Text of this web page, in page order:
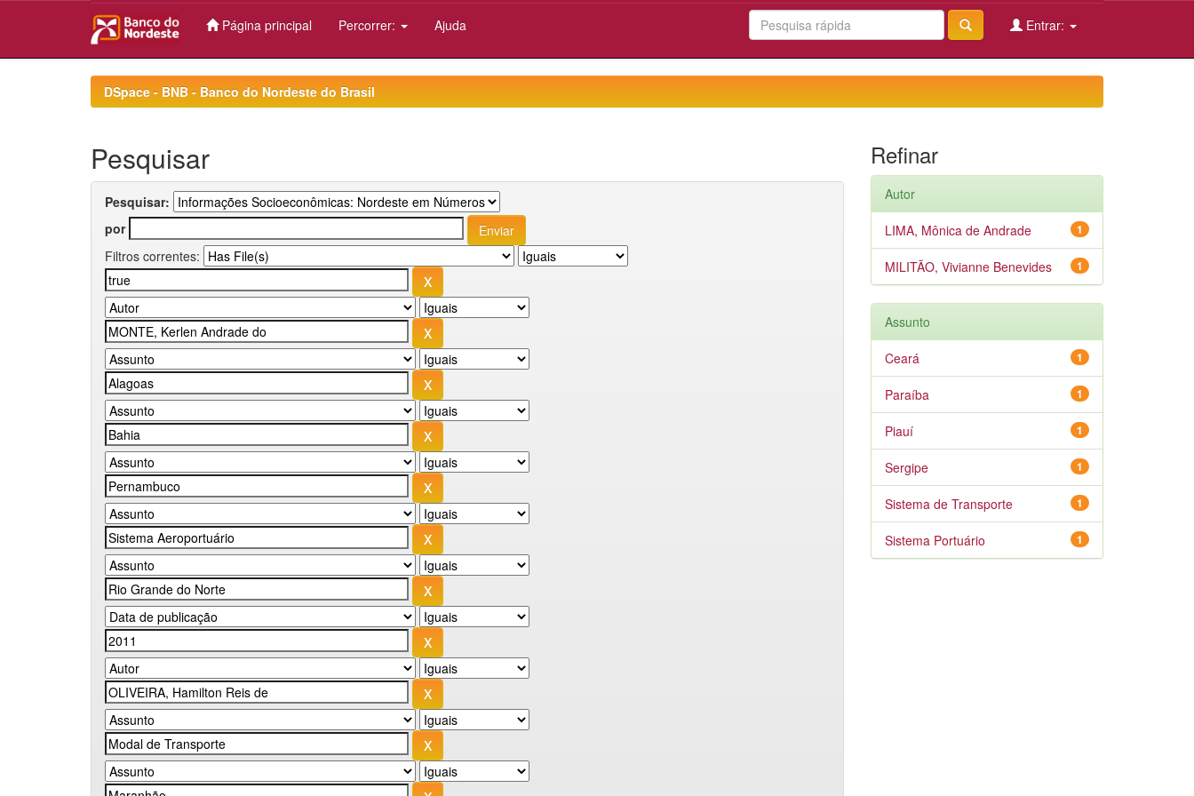
Página principal Percorrer: Ajuda Entrar:
DSpace - BNB - Banco do Nordeste do Brasil
Pesquisar
Pesquisar:
por
Filtros correntes:
Refinar
Autor
1
LIMA, Mônica de Andrade
1
MILITÃO, Vivianne Benevides
Assunto
1
Ceará
1
Paraíba
1
Piauí
1
Sergipe
1
Sistema de Transporte
1
Sistema Portuário